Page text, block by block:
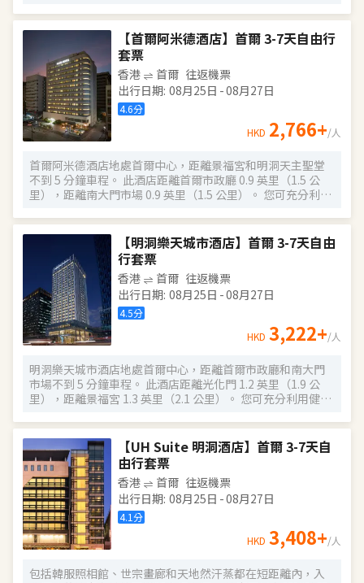
健身中心、會議室等周邊設施。 酒店周圍有韓國代表性的歷
史遺址—德壽宮、景福宮， 以及購物中心明洞、南大門市
場、梨泰院、國立中央博物館等。
【首爾阿米德酒店】首爾 3-7天自由行
套票
香港 首爾 往返機票
出行日期: 08月25日 -08月27日
4.6分
HKD 2,766+/人
首爾阿米德酒店地處首爾中心，距離景福宮和明洞天主聖堂
不到 5 分鐘車程。 此酒店距離首爾市政廳 0.9 英里（1.5 公
里），距離南大門市場 0.9 英里（1.5 公里）。 您可充分利用
店設有 3 間餐廳，您可以選擇到더 반상(THE BANSANG)簡
單吃一點，也可以待在房間裏，享受部分時段客房送餐服
務。此外咖啡館還供應美味點心。每天 7:00 至 10:00 提供收
費的自助式早餐。 特色服務/設施包括免費高速有線上網、商
務中心和24 小時前台服務。計劃在首爾舉辦活動？這家酒店
擁有 56 平方米（603 平方英尺）的空間，包括會議中心和6
間會議室。酒店提供停車設施（車位有限）。 有 250 間客房
提供冰箱和LED 電視；您定能在旅途中找到家的舒適。提供
免費有線和無線上網，方便您與朋友保持聯繫；另提供有線
桶和吹風機。便利設施包括電話，以及保險箱和書桌。
【明洞樂天城市酒店】首爾 3-7天自由
行套票
香港 首爾 往返機票
出行日期: 08月25日 -08月27日
4.5分
HKD 3,222+/人
明洞樂天城市酒店地處首爾中心，距離首爾市政廳和南大門
市場不到 5 分鐘車程。 此酒店距離光化門 1.2 英里（1.9 公
里），距離景福宮 1.3 英里（2.1 公里）。 您可充分利用健身
以去酒店的C'cafe餐廳享用午餐，或者去咖啡館吃些點心。
每天 6:30 至 10:00 提供收費的自助式早餐。 特色服務/設施包
括免費高速有線上網、24 小時商務中心和24 小時前台服務。
這家酒店擁有 2 間會議室，可用來舉辦活動。酒店提供收費
自助停車。 有 435 間客房提供冰箱和LED 電視；您定能在旅
途中找到家的舒適。提供免費有線和無線上網，方便您與朋
友保持聯繫；另提供有線頻道，可滿足您的娛樂需求。浴室
提供坐浴桶和吹風機。便利設施包括電話，以及保險箱和書
桌。
【UH Suite 明洞酒店】首爾 3-7天自
由行套票
香港 首爾 往返機票
出行日期: 08月25日 -08月27日
4.1分
HKD 3,408+/人
包括韓服照相館、世宗畫廊和天地然汗蒸都在短距離內，入